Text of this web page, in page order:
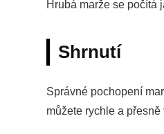
Hrubá marže se počítá
Shrnutí
Správné pochopení
můžete rychle a